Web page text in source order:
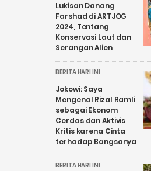
Lukisan Danang
Farshad di ARTJOG
2024, Tentang
Konservasi Laut dan
Serangan Alien
BERITA HARI INI
Jokowi: Saya
Mengenal Rizal Ramli
sebagai Ekonom
Cerdas dan Aktivis
Kritis karena Cinta
terhadap Bangsanya
BERITA HARI INI